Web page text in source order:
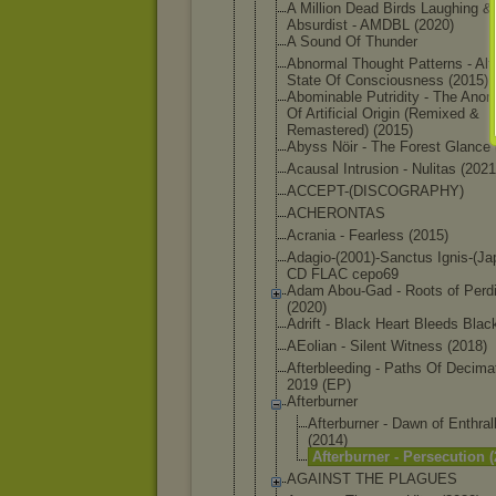
A Million Dead Birds Laughing &
Absurdist - AMDBL (2020)
A Sound Of Thunder
Abnormal Thought Patterns -
State Of Consciousness (2015)
Abominable Putridity - The
Of Artificial Origin (Remixed &
Remastered) (2015)
Abyss Nöir - The Forest Glance
Acausal Intrusion - Nulitas
ACCEPT-(DISCOGRAPHY)
ACHERONTAS
Acrania - Fearless (2015)
Adagio-(2001)-Sanctus Ignis-
CD FLAC cepo69
Adam Abou-Gad - Roots of
(2020)
Adrift - Black Heart Bleeds
AEolian - Silent Witness (2018)
Afterbleeding - Paths Of
2019 (EP)
Afterburner
Afterburner - Dawn of Enthrall
(2014)
Afterburner - Persecution
AGAINST THE PLAGUES